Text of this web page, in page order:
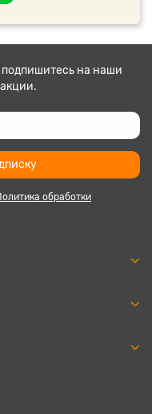
подпишитесь на наши
обработки